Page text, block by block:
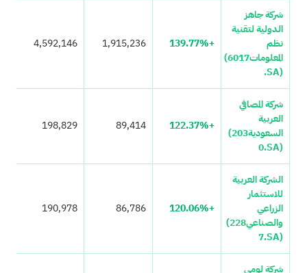
شركة جاهز
الدولية لتقنية
نظم
المعلومات(6017
.SA)
+139.77%
1,915,236
4,592,146
شركة المصافي
العربية
السعودية(203
0.SA)
+122.37%
89,414
198,829
الشركة العربية
للاستثمار
الزراعي
والصناعي(228
7.SA)
+120.06%
86,786
190,978
شركة لومي